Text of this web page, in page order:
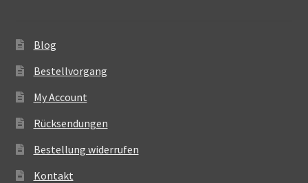
Blog
Bestellvorgang
My Account
Rücksendungen
Bestellung widerrufen
Kontakt